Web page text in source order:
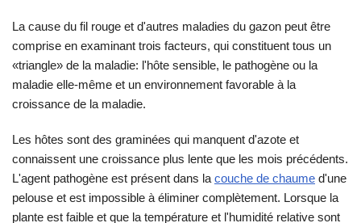
La cause du fil rouge et d'autres maladies du gazon peut être
comprise en examinant trois facteurs, qui constituent tous un
«triangle» de la maladie: l'hôte sensible, le pathogène ou la
maladie elle-même et un environnement favorable à la
croissance de la maladie.
Les hôtes sont des graminées qui manquent d'azote et
connaissent une croissance plus lente que les mois précédents.
L'agent pathogène est présent dans lacouche de chaume d'une
pelouse et est impossible à éliminer complètement. Lorsque la
plante est faible et que la température et l'humidité relative sont